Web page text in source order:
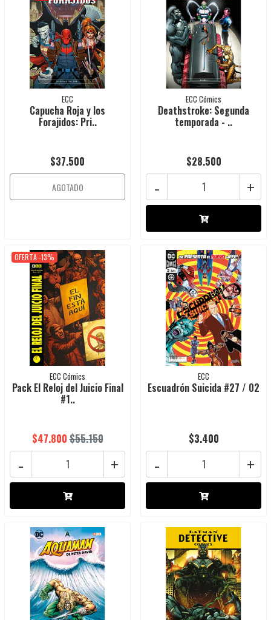
ECC
Capucha Roja y los
Forajidos: Pri..
$37.500
AGOTADO
ECC Cómics
Deathstroke: Segunda
temporada - ..
$28.500
+
-
OFERTA -13%
ECC Cómics
Pack El Reloj del Juicio Final
#1..
$47.800$55.150
+
-
ECC
Escuadrón Suicida #27 / 02
$3.400
+
-